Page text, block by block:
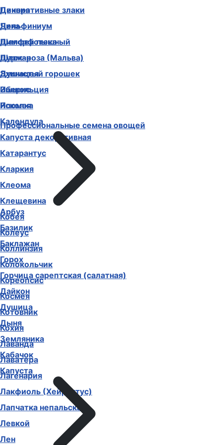
Декоративные злаки
Дельфиниум
Диморфотека
Дурман
Душистый горошек
Иберис
Ипомея
Календула
Капуста декоративная
Катарантус
Кларкия
Клеома
Клещевина
Кобея
Колеус
Коллинзия
Колокольчик
Кореопсис
Космея
Котовник
Кохия
Лаванда
Лаватера
Лагенария
Лакфиоль (Хейрантус)
Лапчатка непальская
Левкой
Лен
Цинния
Чина
Шалфей пышный
Шток-роза (Мальва)
Эхинацея
Эшшольция
Ясколка
Профессиональные семена овощей
Арбуз
Базилик
Баклажан
Горох
Горчица сарептская (салатная)
Дайкон
Душица
Дыня
Земляника
Кабачок
Капуста